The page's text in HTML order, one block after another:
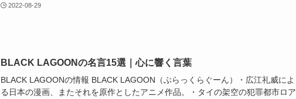
2022-08-29
BLACK LAGOONの名言15選｜心に響く言葉
BLACK LAGOONの情報 BLACK LAGOON（ぶらっくらぐーん）・広江礼威によ
る日本の漫画、またそれを原作としたアニメ作品。・タイの架空の犯罪都市ロア